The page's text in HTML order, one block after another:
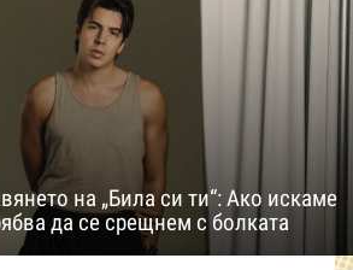
на „Била си ти“: Ако искаме
да се срещнем с болката